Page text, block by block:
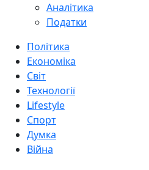
Аналітика
Податки
Політика
Економіка
Світ
Технології
Lifestyle
Спорт
Думка
Війна